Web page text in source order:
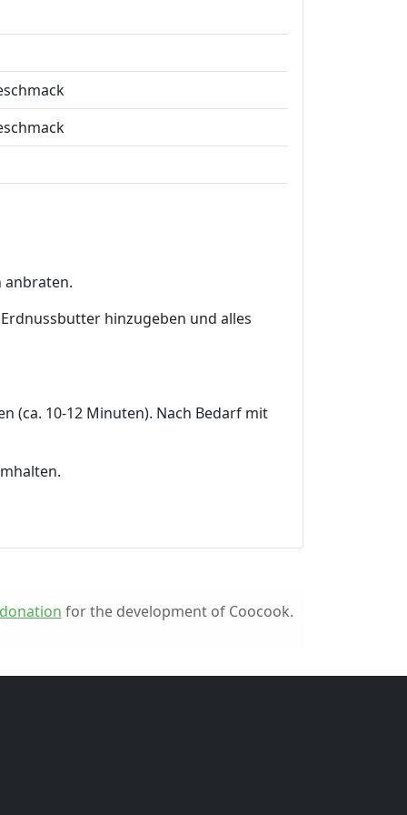
anbraten.
hinzugeben und alles
(ca. 10-12 Minuten). Nach Bedarf mit
for the development of Coocook.